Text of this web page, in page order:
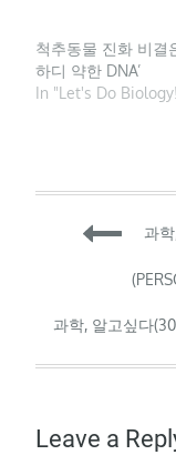
논문과 서류를 읽고
하고 회의에 참석하
자본주의 사회에서
또는 ‘살아남기…
척추동물 진화 비결
하디 약한 DNA’
In "Let's Do
Post
과
과학, 알고싶다
Leave a